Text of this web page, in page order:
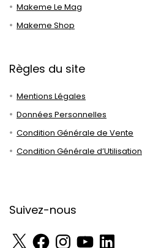
Makeme Le Mag
Makeme Shop
Règles du site
Mentions Légales
Données Personnelles
Condition Générale de Vente
Condition Générale d’Utilisation
Suivez-nous
X FacebookInstagramYouTubeLinkedIn